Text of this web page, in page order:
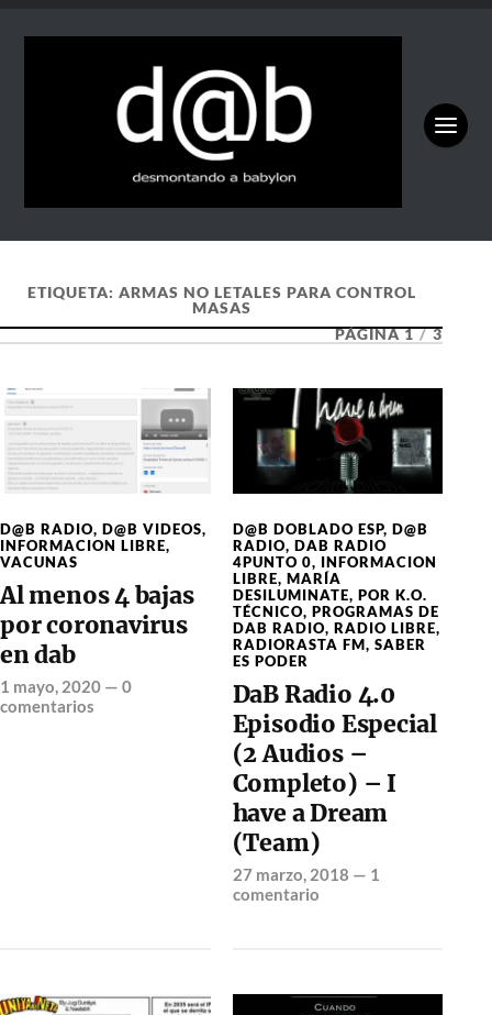
ETIQUETA: ARMAS NO LETALES PARA CONTROL
MASAS
PÁGINA 1 / 3
D@B RADIO, D@B VIDEOS,
INFORMACION LIBRE,
VACUNAS
Al menos 4 bajas
por coronavirus
en dab
1 mayo, 2020 — 0
comentarios
D@B DOBLADO ESP, D@B
RADIO, DAB RADIO
4PUNTO 0, INFORMACION
LIBRE, MARÍA
DESILUMINATE, POR K.O.
TÉCNICO, PROGRAMAS DE
DAB RADIO, RADIO LIBRE,
RADIORASTA FM, SABER
ES PODER
DaB Radio 4.0
Episodio Especial
(2 Audios –
Completo) – I
have a Dream
(Team)
27 marzo, 2018 — 1
comentario